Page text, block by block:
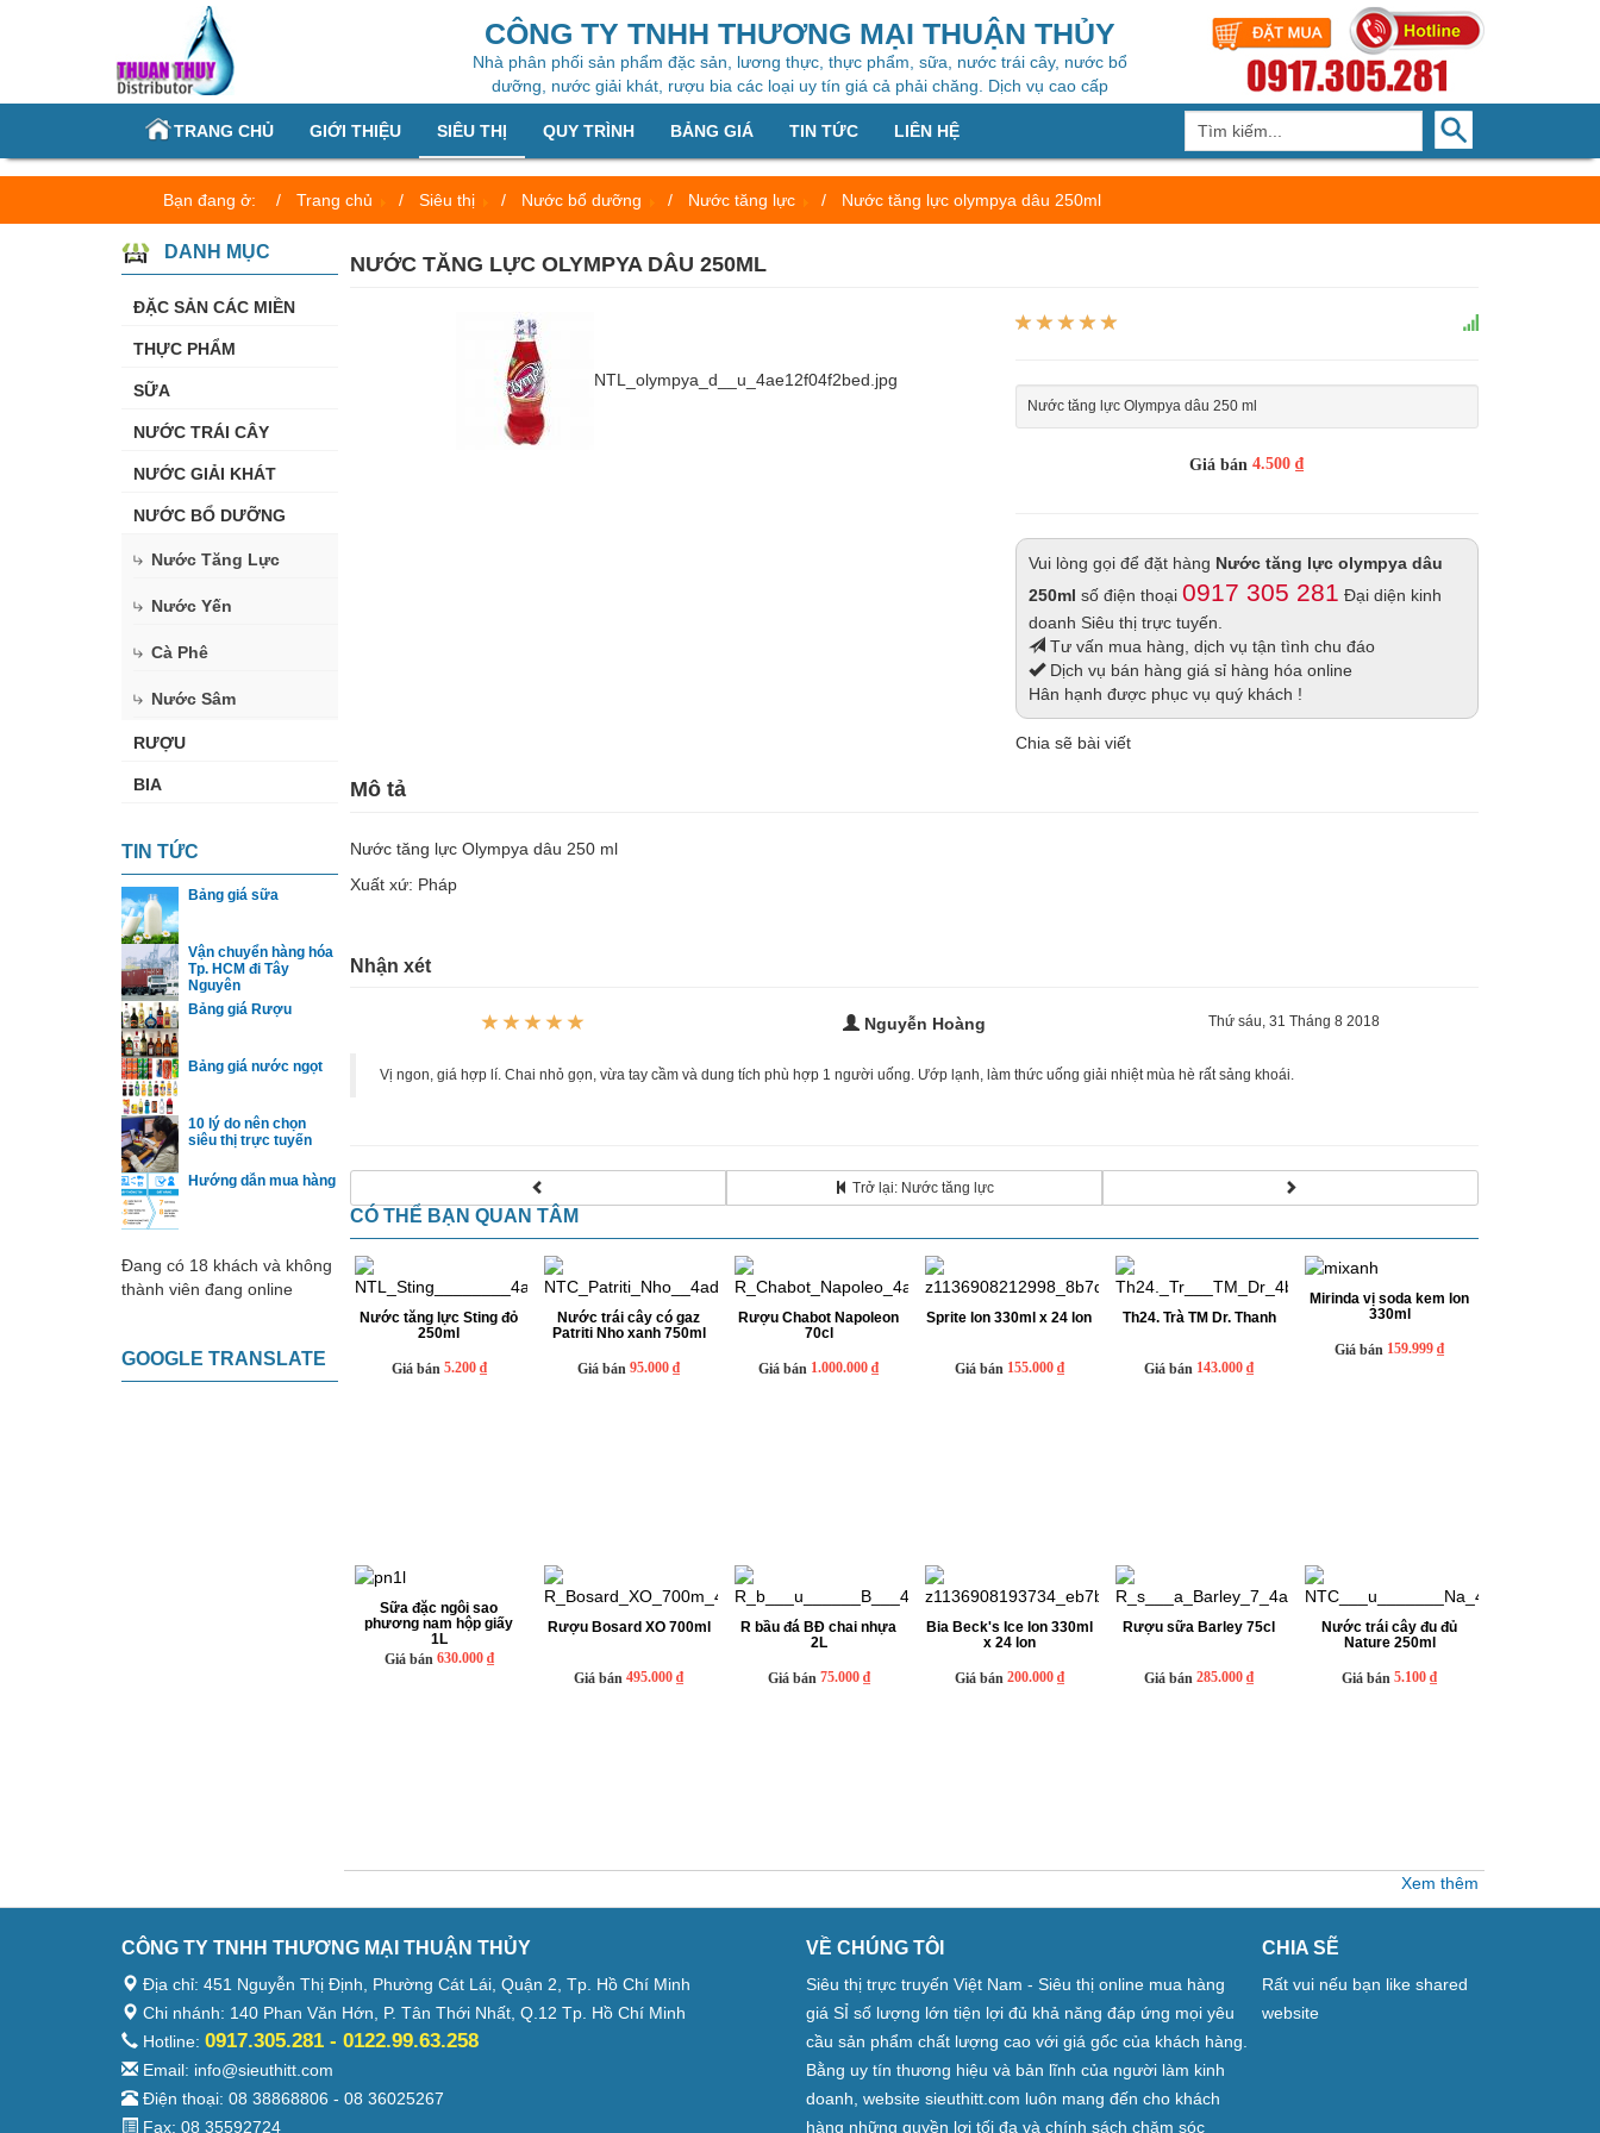
CÔNG TY TNHH THƯƠNG MẠI THUẬN THỦY
Nhà phân phối sản phẩm đặc sản, lương thực, thực phẩm, sữa, nước trái cây, nước bổ
dưỡng, nước giải khát, rượu bia các loại uy tín giá cả phải chăng. Dịch vụ cao cấp
TRANG CHỦ GIỚI THIỆU SIÊU THỊ QUY TRÌNH BẢNG GIÁ TIN TỨC LIÊN HỆ
Bạn đang ở: Trang chủ Siêu thị Nước bổ dưỡng Nước tăng lực Nước tăng lực olympya dâu 250ml
DANH MỤC
ĐẶC SẢN CÁC MIỀN
THỰC PHẨM
SỮA
NƯỚC TRÁI CÂY
NƯỚC GIẢI KHÁT
NƯỚC BỔ DƯỠNG
Nước Tăng Lực
Nước Yến
Cà Phê
Nước Sâm
RƯỢU
BIA
TIN TỨC
Bảng giá sữa
Vận chuyển hàng hóa
Tp. HCM đi Tây
Nguyên
Bảng giá Rượu
Bảng giá nước ngọt
10 lý do nên chọn
siêu thị trực tuyến
Hướng dẫn mua hàng
Đang có 18 khách và không
thành viên đang online
GOOGLE TRANSLATE
NƯỚC TĂNG LỰC OLYMPYA DÂU 250ML
NTL_olympya_d__u_4ae12f04f2bed.jpg
Nước tăng lực Olympya dâu 250 ml
Giá bán4.500 ₫
Vui lòng gọi để đặt hàng Nước tăng lực olympya dâu
250ml số điện thoại 0917 305 281 Đại diện kinh
doanh Siêu thị trực tuyến.
Tư vấn mua hàng, dịch vụ tận tình chu đáo
Dịch vụ bán hàng giá sỉ hàng hóa online
Hân hạnh được phục vụ quý khách !
Chia sẽ bài viết
Mô tả
Nước tăng lực Olympya dâu 250 ml
Xuất xứ: Pháp
Nhận xét
Nguyễn Hoàng Thứ sáu, 31 Tháng 8 2018
Vị ngon, giá hợp lí. Chai nhỏ gọn, vừa tay cầm và dung tích phù hợp 1 người uống. Ướp lạnh, làm thức uống giải nhiệt mùa hè rất sảng khoái.
Trở lại: Nước tăng lực
CÓ THỂ BẠN QUAN TÂM
Nước tăng lực Sting đỏ
250ml
Giá bán 5.200 ₫
Nước trái cây có gaz
Patriti Nho xanh 750ml
Giá bán95.000 ₫
Rượu Chabot Napoleon
70cl
Giá bán 1.000.000 ₫
Sprite lon 330ml x 24 lon
Giá bán 155.000 ₫
Th24. Trà TM Dr. Thanh
Giá bán 143.000 ₫
Mirinda vị soda kem lon
330ml
Giá bán 159.999 ₫
Sữa đặc ngôi sao
phương nam hộp giấy
1L
Giá bán 630.000 ₫
Rượu Bosard XO 700ml
Giá bán495.000 ₫
R bầu đá BĐ chai nhựa
2L
Giá bán 75.000 ₫
Bia Beck's Ice lon 330ml
x 24 lon
Giá bán 200.000 ₫
Rượu sữa Barley 75cl
Giá bán285.000 ₫
Nước trái cây đu đủ
Nature 250ml
Giá bán5.100 ₫
Xem thêm
CÔNG TY TNHH THƯƠNG MẠI THUẬN THỦY
Địa chỉ: 451 Nguyễn Thị Định, Phường Cát Lái, Quận 2, Tp. Hồ Chí Minh
Chi nhánh: 140 Phan Văn Hớn, P. Tân Thới Nhất, Q.12 Tp. Hồ Chí Minh
Hotline: 0917.305.281 - 0122.99.63.258
Email: info@sieuthitt.com
Điện thoại: 08 38868806 - 08 36025267
Fax: 08 35592724
VỀ CHÚNG TÔI
Siêu thị trực truyến Việt Nam - Siêu thị online mua hàng
giá SỈ số lượng lớn tiện lợi đủ khả năng đáp ứng mọi yêu
cầu sản phẩm chất lượng cao với giá gốc của khách hàng.
Bằng uy tín thương hiệu và bản lĩnh của người làm kinh
doanh, website sieuthitt.com luôn mang đến cho khách
hàng những quyền lợi tối đa và chính sách chăm sóc
CHIA SẼ
Rất vui nếu bạn like shared
website